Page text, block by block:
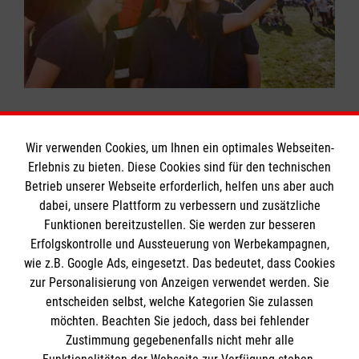
Selbstreflexion hilfreich.
Akzeptanz von Rahmenbedingungen
Unser Verein hat bestimmte Strukturen
und Rahmenbedingungen. Diese müssen
auch die Verpflichtung zur
Verschwiegenheit.
ersetzt.
wenn ich anderen Schaden zufüge:
Über unsere Haftpflichtversicherung sind
Sie gegen gesetzliche
Personenschäden versichert. Der
Versicherungsschutz gilt auch im Ausland.
Konditionen und Einsatzmöglichkeiten finden
Sie bei den
Malteser Freiwilligendiensten
Informationen
Impressum
Datenschutz
Barrierefreiheit
Kontakt
Die Malteser
Malteser in Deutschland
Wir verwenden Cookies, um Ihnen ein optimales Webseiten-
Erlebnis zu bieten. Diese Cookies sind für den technischen
Betrieb unserer Webseite erforderlich, helfen uns aber auch
dabei, unsere Plattform zu verbessern und zusätzliche
Funktionen bereitzustellen. Sie werden zur besseren
Erfolgskontrolle und Aussteuerung von Werbekampagnen,
wie z.B. Google Ads, eingesetzt. Das bedeutet, dass Cookies
zur Personalisierung von Anzeigen verwendet werden. Sie
entscheiden selbst, welche Kategorien Sie zulassen
möchten. Beachten Sie jedoch, dass bei fehlender
Zustimmung gegebenenfalls nicht mehr alle